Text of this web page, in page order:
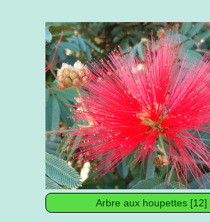
Arbre aux houpettes [12]